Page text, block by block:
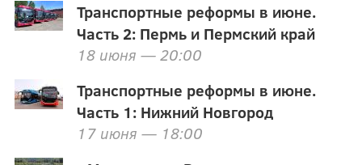
Транспортные реформы в июне.
Часть 2: Пермь и Пермский край
18 июня — 20:00
Транспортные реформы в июне.
Часть 1: Нижний Новгород
17 июня — 18:00